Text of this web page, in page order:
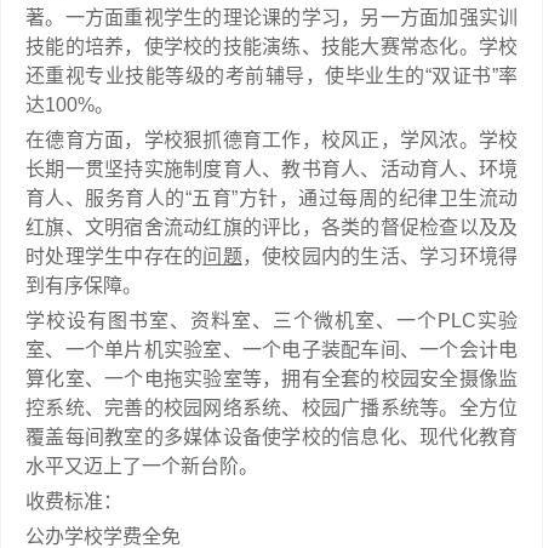
著。一方面重视学生的理论课的学习，另一方面加强实训
技能的培养，使学校的技能演练、技能大赛常态化。学校
还重视专业技能等级的考前辅导，使毕业生的“双证书”率
达100%。
在德育方面，学校狠抓德育工作，校风正，学风浓。学校
长期一贯坚持实施制度育人、教书育人、活动育人、环境
育人、服务育人的“五育”方针，通过每周的纪律卫生流动
红旗、文明宿舍流动红旗的评比，各类的督促检查以及及
时处理学生中存在的问题 ，使校园内的生活、学习环境得
到有序保障。
学校设有图书室、资料室、三个微机室、一个PLC实验
室、一个单片机实验室、一个电子装配车间、一个会计电
算化室、一个电拖实验室等，拥有全套的校园安全摄像监
控系统、完善的校园网络系统、校园广播系统等。全方位
覆盖每间教室的多媒体设备使学校的信息化、现代化教育
水平又迈上了一个新台阶。
收费标准：
公办学校学费全免